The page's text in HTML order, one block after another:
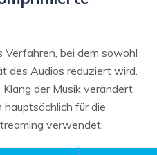
bei dem sowohl
des Audios reduziert wird.
der Musik verändert
für die
verwendet.